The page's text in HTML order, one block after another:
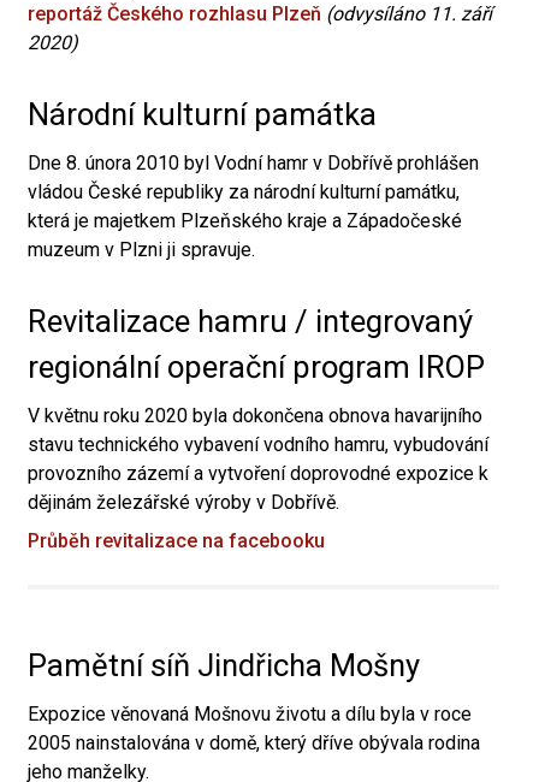
reportáž Českého rozhlasu Plzeň (odvysíláno 11. září
2020)
Národní kulturní památka
Dne 8. února 2010 byl Vodní hamr v Dobřívě prohlášen
vládou České republiky za národní kulturní památku,
která je majetkem Plzeňského kraje a Západočeské
muzeum v Plzni ji spravuje.
Revitalizace hamru / integrovaný
regionální operační program IROP
V květnu roku 2020 byla dokončena obnova havarijního
stavu technického vybavení vodního hamru, vybudování
provozního zázemí a vytvoření doprovodné expozice k
dějinám železářské výroby v Dobřívě.
Průběh revitalizace na facebooku
Pamětní síň Jindřicha Mošny
Expozice věnovaná Mošnovu životu a dílu byla v roce
2005 nainstalována v domě, který dříve obývala rodina
jeho manželky.